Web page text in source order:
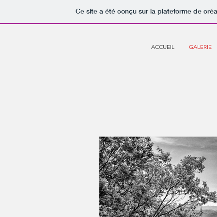
Ce site a été conçu sur la plateforme de
ACCUEIL GALERIE